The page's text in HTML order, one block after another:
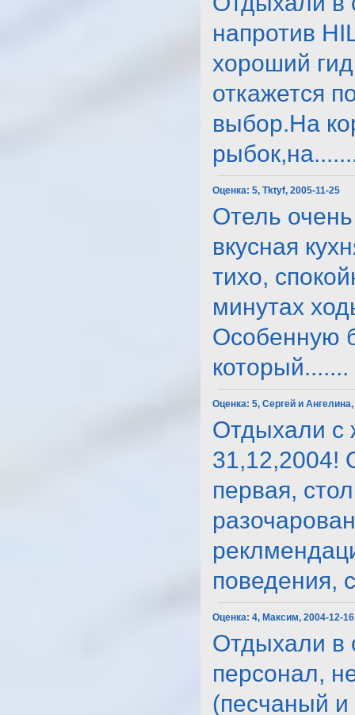
напротив
хороший
откажется
выбор.На
Оценка:5, Tktyf, 2005-11-25
Отель
вкусная
тихо,
минутах
Особенную
который.......
Оценка:5, Сергей и
Отдыхали с
31,12,2004!
первая,
поведения,
Оценка:4, Максим, 2004-12-16
Отдыхали в
персонал,
(песчаный